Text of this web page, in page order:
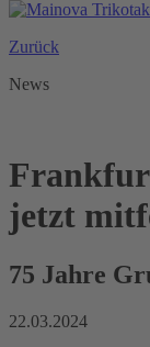
Zurück
News
jetzt
75 Jahre
22.03.2024